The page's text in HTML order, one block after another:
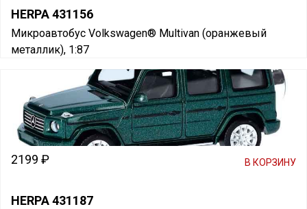
HERPA 431156
Микроавтобус Volkswagen® Multivan (оранжевый
металлик), 1:87
HERPA 431187
2199 ₽ В КОРЗИНУ